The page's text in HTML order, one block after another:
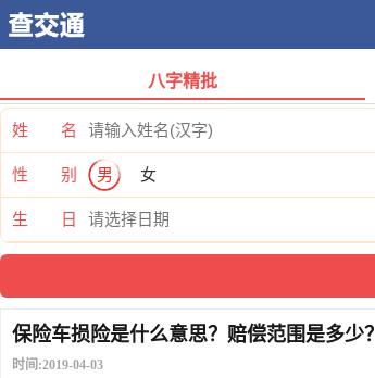
八字精批
姓 名
性 别 男 女
生 日
保险车损险是什么意思？赔偿范围是多少？
时间:2019-04-03